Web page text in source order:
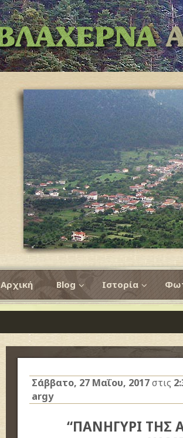
Αρχική Blog Ιστορία
Σάββατο, 27 Μαΐου, 2017στις
argy
“ΠΑΝΗΓΥΡΙ ΤΗΣ